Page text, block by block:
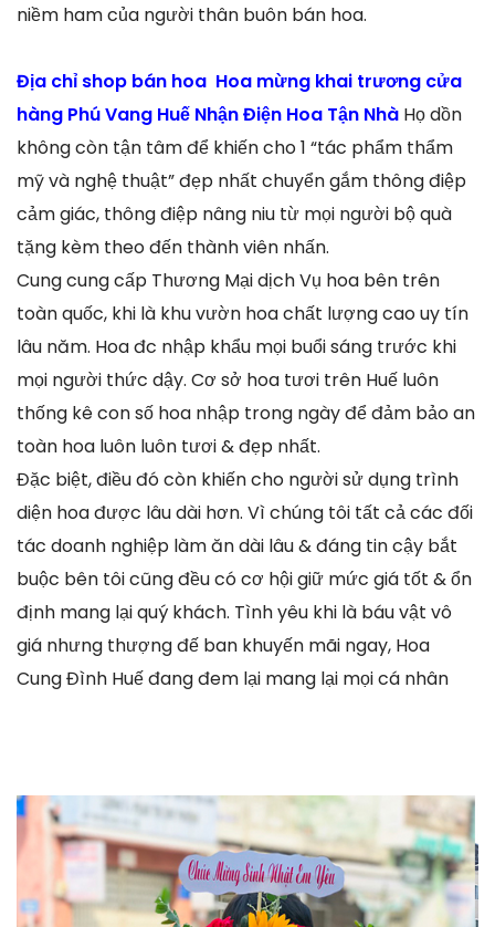
niềm ham của người thân buôn bán hoa.
Địa chỉ shop bán hoa Hoa mừng khai trương cửa
hàng Phú Vang Huế Nhận Điện Hoa Tận Nhà Họ dồn
không còn tận tâm để khiến cho 1 “tác phẩm thẩm
mỹ và nghệ thuật” đẹp nhất chuyển gắm thông điệp
cảm giác, thông điệp nâng niu từ mọi người bộ quà
tặng kèm theo đến thành viên nhấn.
Cung cung cấp Thương Mại dịch Vụ hoa bên trên
toàn quốc, khi là khu vườn hoa chất lượng cao uy tín
lâu năm. Hoa đc nhập khẩu mọi buổi sáng trước khi
mọi người thức dậy. Cơ sở hoa tươi trên Huế luôn
thống kê con số hoa nhập trong ngày để đảm bảo an
toàn hoa luôn luôn tươi & đẹp nhất.
Đặc biệt, điều đó còn khiến cho người sử dụng trình
diện hoa được lâu dài hơn. Vì chúng tôi tất cả các đối
tác doanh nghiệp làm ăn dài lâu & đáng tin cậy bắt
buộc bên tôi cũng đều có cơ hội giữ mức giá tốt & ổn
định mang lại quý khách. Tình yêu khi là báu vật vô
giá nhưng thượng đế ban khuyến mãi ngay, Hoa
Cung Đình Huế đang đem lại mang lại mọi cá nhân